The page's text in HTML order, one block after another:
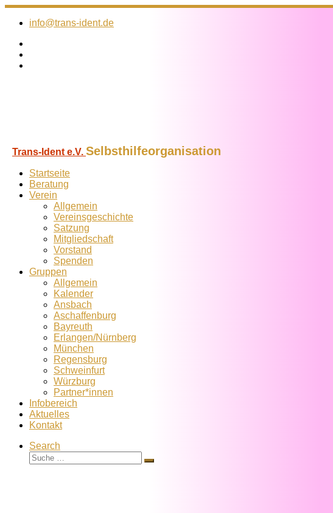
Zum
Inhalt
info@trans-ident.de
Trans-Ident e.V. Selbsthilfeorganisation
Startseite
Beratung
Verein
Allgemein
Vereins­geschichte
Satzung
Mitglied­schaft
Vorstand
Spenden
Gruppen
Allgemein
Kalender
Ansbach
Aschaffenburg
Bayreuth
Erlangen/Nürnberg
München
Regensburg
Schweinfurt
Würzburg
Partner*innen
Infobereich
Aktuelles
Kontakt
Search
Suche
Suche